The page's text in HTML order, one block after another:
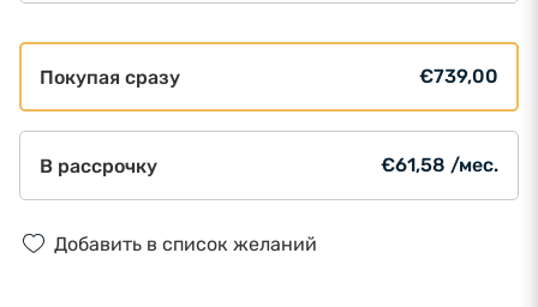
Покупая сразу €739,00
В рассрочку €61,58 /мес.
Добавить в список желаний